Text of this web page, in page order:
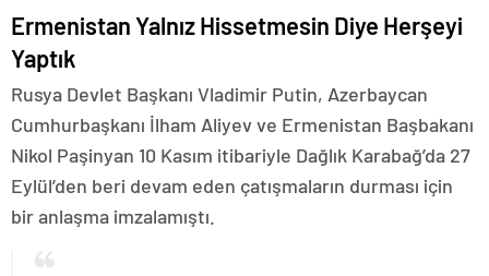
Ermenistan Yalnız Hissetmesin Diye Herşeyi
Yaptık
Rusya Devlet Başkanı Vladimir Putin, Azerbaycan
Cumhurbaşkanı İlham Aliyev ve Ermenistan Başbakanı
Nikol Paşinyan 10 Kasım itibariyle Dağlık Karabağ’da 27
Eylül’den beri devam eden çatışmaların durması için
bir anlaşma imzalamıştı.